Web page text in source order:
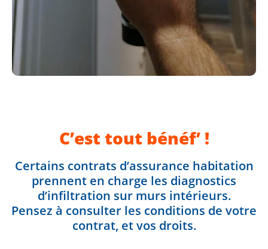
C’est tout bénéf’ !
Certains contrats d’assurance habitation
prennent en charge les diagnostics
d’infiltration sur murs intérieurs.
Pensez à consulter les conditions de votre
contrat, et vos droits.